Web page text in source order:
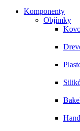
Komponenty
Objímky